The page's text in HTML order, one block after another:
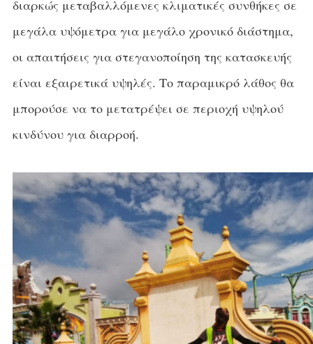
διαρκώς μεταβαλλόμενες κλιματικές συνθήκες σε
μεγάλα υψόμετρα για μεγάλο χρονικό διάστημα,
οι απαιτήσεις για στεγανοποίηση της κατασκευής
είναι εξαιρετικά υψηλές. Το παραμικρό λάθος θα
μπορούσε να το μετατρέψει σε περιοχή υψηλού
κινδύνου για διαρροή.